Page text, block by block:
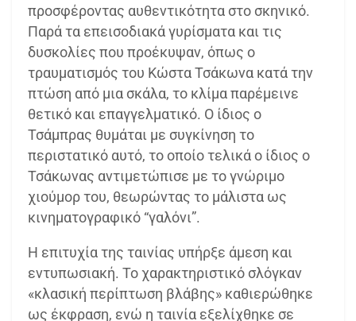
προσφέροντας αυθεντικότητα στο σκηνικό.
Παρά τα επεισοδιακά γυρίσματα και τις
δυσκολίες που προέκυψαν, όπως ο
τραυματισμός του Κώστα Τσάκωνα κατά την
πτώση από μια σκάλα, το κλίμα παρέμεινε
θετικό και επαγγελματικό. Ο ίδιος ο
Τσάμπρας θυμάται με συγκίνηση το
περιστατικό αυτό, το οποίο τελικά ο ίδιος ο
Τσάκωνας αντιμετώπισε με το γνώριμο
χιούμορ του, θεωρώντας το μάλιστα ως
κινηματογραφικό “γαλόνι”.
Η επιτυχία της ταινίας υπήρξε άμεση και
εντυπωσιακή. Το χαρακτηριστικό σλόγκαν
«κλασική περίπτωση βλάβης» καθιερώθηκε
ως έκφραση, ενώ η ταινία εξελίχθηκε σε